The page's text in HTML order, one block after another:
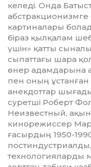
келеді. Онда
абстракционизмге
картиналары
біраз қылқалам
үшін» қатты
сыпаттағы шара
өнер адамдарына
пен оның
анекдоттар
суретші Роберт
Неизвестный,
кинорежиссер
ғасырдың 1950-
технологияларды